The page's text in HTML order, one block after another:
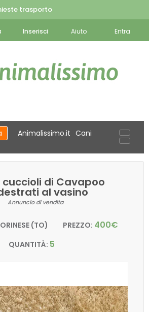
trasporto
Inserisci Aiuto Entra
Animalissimo.it Cani
di Cavapoo
al vasino
Annuncio di vendita
(TO) PREZZO: 400€
QUANTITÀ: 5